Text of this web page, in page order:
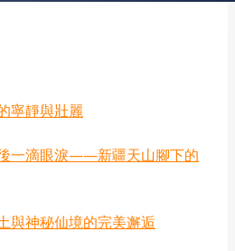
寧靜與壯麗
一滴眼淚——新疆天山腳下的
與神秘仙境的完美邂逅